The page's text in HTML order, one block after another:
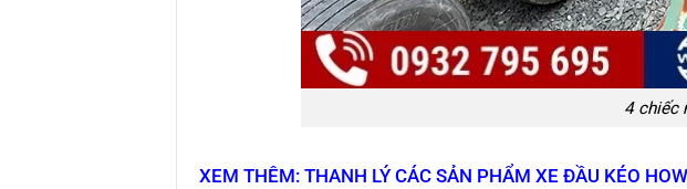
4 chiếc
XEM THÊM: THANH LÝ CÁC SẢN PHẨM XE ĐẦU KÉO